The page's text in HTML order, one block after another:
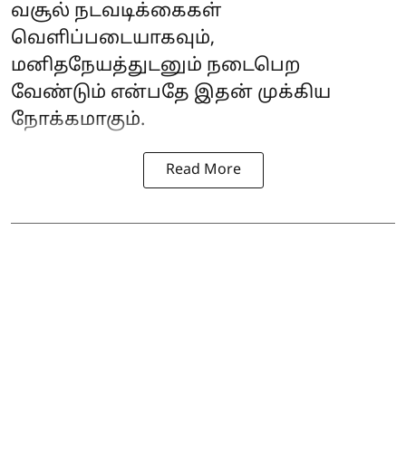
வசூல் நடவடிக்கைகள்
வெளிப்படையாகவும்,
மனிதநேயத்துடனும் நடைபெற
வேண்டும் என்பதே இதன் முக்கிய
நோக்கமாகும்.
Read More